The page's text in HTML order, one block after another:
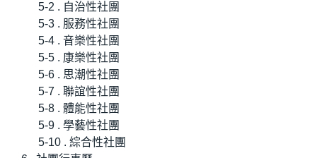
5-2 . 自治性社團
5-3 . 服務性社團
5-4 . 音樂性社團
5-5 . 康樂性社團
5-6 . 思潮性社團
5-7 . 聯誼性社團
5-8 . 體能性社團
5-9 . 學藝性社團
5-10 . 綜合性社團